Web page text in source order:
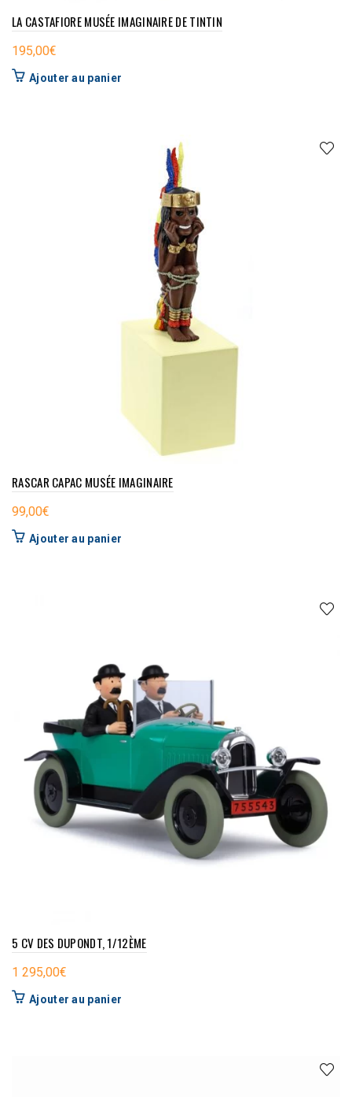
LA CASTAFIORE MUSÉE IMAGINAIRE DE TINTIN
195,00€
Ajouter au panier
RASCAR CAPAC MUSÉE IMAGINAIRE
99,00€
Ajouter au panier
5 CV DES DUPONDT, 1/12ÈME
1 295,00€
Ajouter au panier